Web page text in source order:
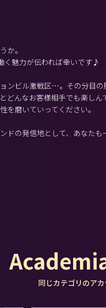
か。
く魅力が伝われば幸いです♪
ンビル激戦区…。その分目
どんなお客様相手でも楽し
を磨いていってください。
ドの発信地として、あなた
同じカテゴリのア